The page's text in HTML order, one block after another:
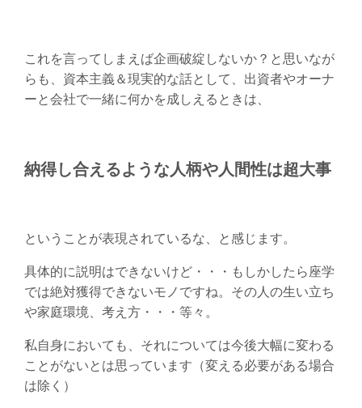
これを言ってしまえば企画破綻しないか？と思いなが
らも、資本主義＆現実的な話として、出資者やオーナ
ーと会社で一緒に何かを成しえるときは、
納得し合えるような人柄や人間性は超大事
ということが表現されているな、と感じます。
具体的に説明はできないけど・・・もしかしたら座学
では絶対獲得できないモノですね。その人の生い立ち
や家庭環境、考え方・・・等々。
私自身においても、それについては今後大幅に変わる
ことがないとは思っています（変える必要がある場合
は除く）